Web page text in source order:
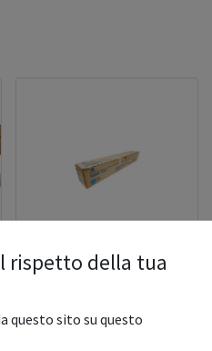
TN328C Toner bizhub
28.000 pag.
rispetto della tua
questo sito su questo